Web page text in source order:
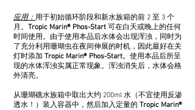
应用： 用于初始循环阶段和新水族箱的前 2 至 3 个
月。 Tropic Marin® Phos-Start 可在白天或晚上的任何
时间使用。由于使用本品后水体会出现浑浊，同时为
了充分利用珊瑚虫在夜间伸展的时机，因此最好在关
灯时添加 Tropic Marin® Phos-Start。使用本品后所呈
现的水体浑浊实属正常现象。浑浊消失后，水体会格
外清亮。
从珊瑚礁水族箱中取出大约 200ml 水（不宜使用反渗
透水！）装入容器中，然后加入定量的 Tropic Marin®